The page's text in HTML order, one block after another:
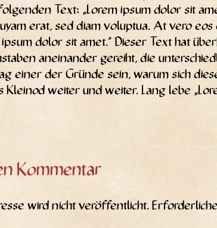
Text: „Lorem ipsum dolor sit
erat, sed diam volup­tua. At vero
ipsum dolor sit amet.“ Die­ser Text hat
anein­an­der gereiht, die
einer der Grün­de sein, war­um sich
wei­ter und wei­ter. Lang lebe
Kommentar
wird nicht veröffentlicht.